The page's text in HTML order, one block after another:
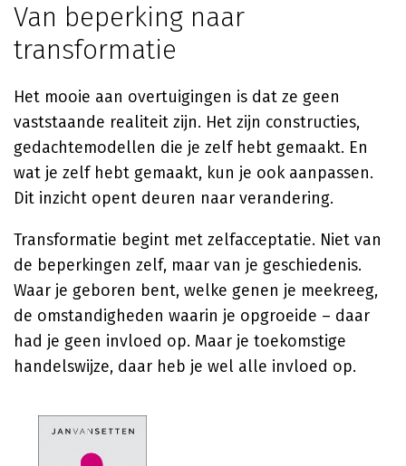
Van beperking naar
transformatie
Het mooie aan overtuigingen is dat ze geen
vaststaande realiteit zijn. Het zijn constructies,
gedachtemodellen die je zelf hebt gemaakt. En
wat je zelf hebt gemaakt, kun je ook aanpassen.
Dit inzicht opent deuren naar verandering.
Transformatie begint met zelfacceptatie. Niet van
de beperkingen zelf, maar van je geschiedenis.
Waar je geboren bent, welke genen je meekreeg,
de omstandigheden waarin je opgroeide – daar
had je geen invloed op. Maar je toekomstige
handelswijze, daar heb je wel alle invloed op.